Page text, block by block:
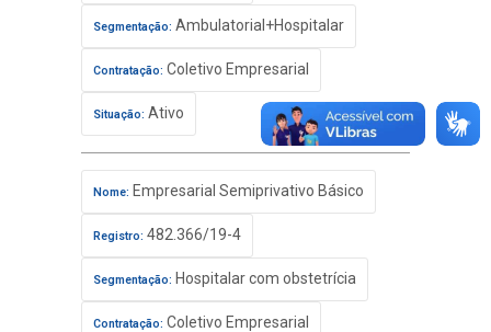
Segmentação: Ambulatorial+Hospitalar
Contratação: Coletivo Empresarial
Situação: Ativo
Nome: Empresarial Semiprivativo Básico
Registro: 482.366/19-4
Segmentação: Hospitalar com obstetrícia
Contratação: Coletivo Empresarial